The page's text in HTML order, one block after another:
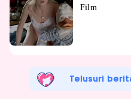
Telusuri